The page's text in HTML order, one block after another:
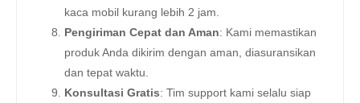
kaca mobil kurang lebih 2 jam.
Pengiriman Cepat dan Aman: Kami memastikan
produk Anda dikirim dengan aman, diasuransikan
dan tepat waktu.
Konsultasi Gratis: Tim support kami selalu siap